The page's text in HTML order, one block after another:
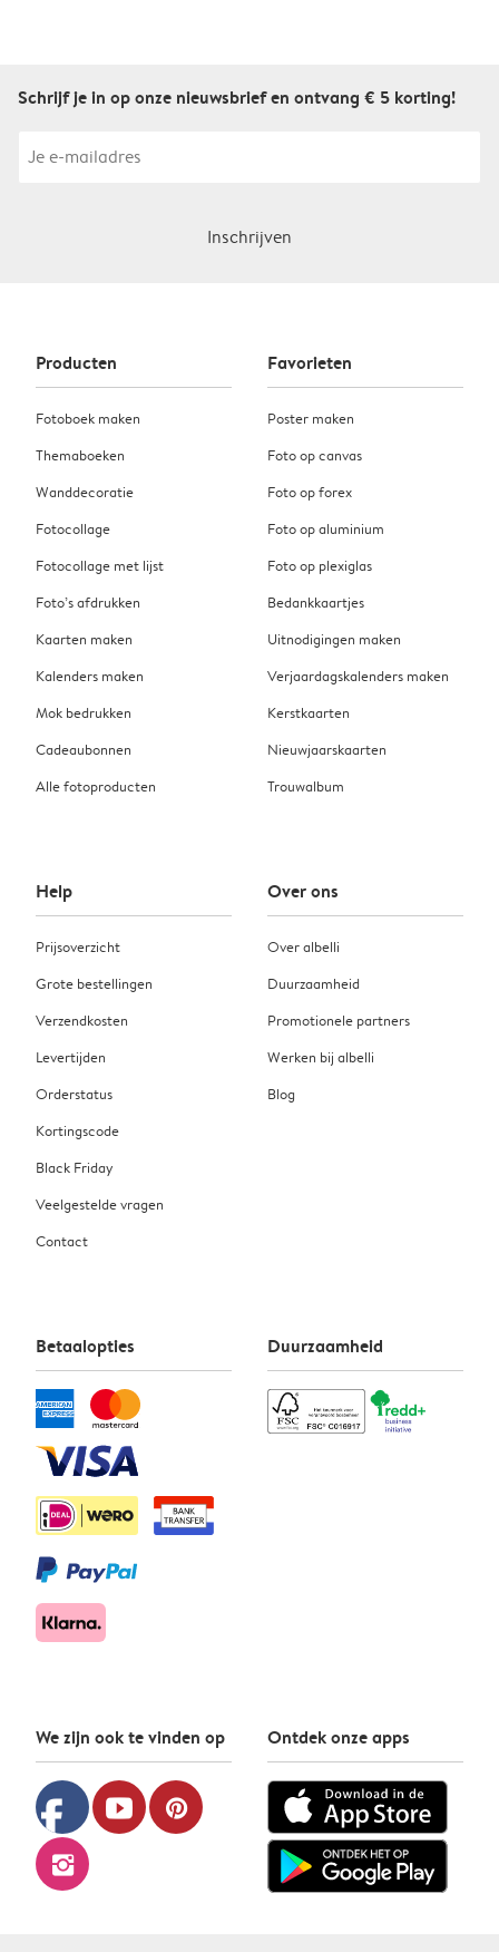
Schrijf je in op onze nieuwsbrief en ontvang € 5 korting!
Inschrijven
Producten
Fotoboek maken
Themaboeken
Wanddecoratie
Fotocollage
Fotocollage met lijst
Foto’s afdrukken
Kaarten maken
Kalenders maken
Mok bedrukken
Cadeaubonnen
Alle fotoproducten
Favorieten
Poster maken
Foto op canvas
Foto op forex
Foto op aluminium
Foto op plexiglas
Bedankkaartjes
Uitnodigingen maken
Verjaardagskalenders maken
Kerstkaarten
Nieuwjaarskaarten
Trouwalbum
Help
Prijsoverzicht
Grote bestellingen
Verzendkosten
Levertijden
Orderstatus
Kortingscode
Black Friday
Veelgestelde vragen
Contact
Over ons
Over albelli
Duurzaamheid
Promotionele partners
Werken bij albelli
Blog
Betaalopties Duurzaamheid
We zijn ook te vinden op
facebook youtube pinterest
instagram
Ontdek onze apps